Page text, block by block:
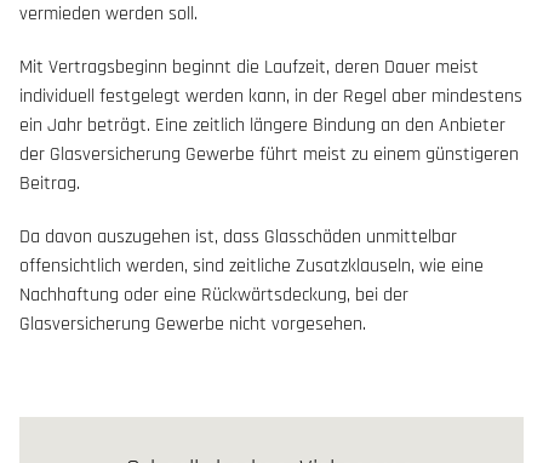
vermieden werden soll.
Mit Vertragsbeginn beginnt die Laufzeit, deren Dauer meist
individuell festgelegt werden kann, in der Regel aber mindestens
ein Jahr beträgt. Eine zeitlich längere Bindung an den Anbieter
der Glasversicherung Gewerbe führt meist zu einem günstigeren
Beitrag.
Da davon auszugehen ist, dass Glasschäden unmittelbar
offensichtlich werden, sind zeitliche Zusatzklauseln, wie eine
Nachhaftung oder eine Rückwärtsdeckung, bei der
Glasversicherung Gewerbe nicht vorgesehen.